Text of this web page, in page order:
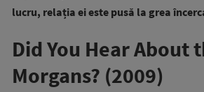
lucru, relația ei este pusă la grea
Did You Hear About
Morgans? (2009)